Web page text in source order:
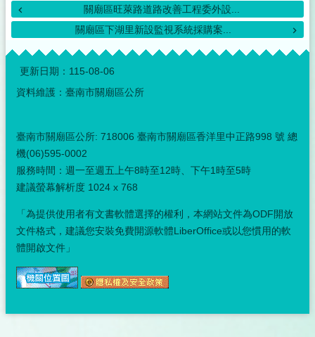
關廟區旺萊路道路改善工程委外設...
關廟區下湖里新設監視系統採購案...
:::
更新日期： 115-08-06
資料維護：臺南市關廟區公所
臺南市關廟區公所: 718006 臺南市關廟區香洋里中正路998 號 總
機(06)595-0002
服務時間：週一至週五上午8時至12時、下午1時至5時
建議螢幕解析度 1024 x 768
「為提供使用者有文書軟體選擇的權利，本網站文件為ODF開放
文件格式，建議您安裝免費開源軟體LiberOffice或以您慣用的軟
體開啟文件」